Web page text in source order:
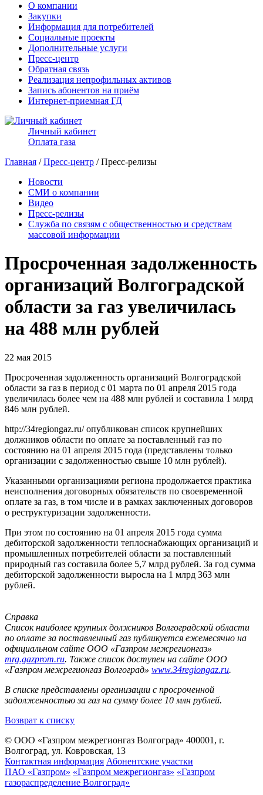
О компании
Закупки
Информация для потребителей
Социальные проекты
Дополнительные услуги
Пресс-центр
Обратная связь
Реализация непрофильных активов
Запись абонентов на приём
Интернет-приемная ГД
Личный кабинет
Оплата газа
Главная /Пресс-центр / Пресс-релизы
Новости
СМИ о компании
Видео
Пресс-релизы
Служба по связям с общественностью и средствам
массовой информации
Просроченная задолженность
организаций Волгоградской
области за газ увеличилась
на 488 млн рублей
22 мая 2015
Просроченная задолженность организаций Волгоградской
области за газ в период с 01 марта по 01 апреля 2015 года
увеличилась более чем на 488 млн рублей и составила 1 млрд
846 млн рублей.
http://34regiongaz.ru/ опубликован список крупнейших
должников области по оплате за поставленный газ по
состоянию на 01 апреля 2015 года (представлены только
организации с задолженностью свыше 10 млн рублей).
Указанными организациями региона продолжается практика
неисполнения договорных обязательств по своевременной
оплате за газ, в том числе и в рамках заключенных договоров
о реструктуризации задолженности.
При этом по состоянию на 01 апреля 2015 года сумма
дебиторской задолженности теплоснабжающих организаций и
промышленных потребителей области за поставленный
природный газ составила более 5,7 млрд рублей. За год сумма
дебиторской задолженности выросла на 1 млрд 363 млн
рублей.
Справка
Список наиболее крупных должников Волгоградской области
по оплате за поставленный газ публикуется ежемесячно на
официальном сайте ООО «Газпром межрегионгаз»
mrg.gazprom.ru. Также список доступен на сайте ООО
«Газпром межрегионгаз Волгоград» www.34regiongaz.ru.
В списке представлены организации с просроченной
задолженностью за газ на сумму более 10 млн рублей.
Возврат к списку
© ООО «Газпром межрегионгаз Волгоград» 400001, г.
Волгоград, ул. Ковровская, 13
Контактная информация Абонентские участки
ПАО «Газпром» «Газпром межрегионгаз» «Газпром
газораспределение Волгоград»